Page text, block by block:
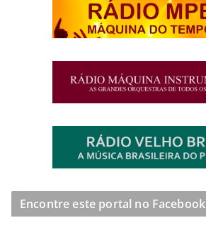
Encontre este portal no Facebook